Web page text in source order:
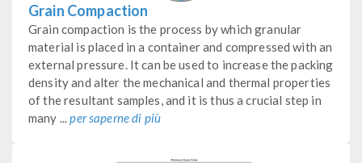
Grain Compaction
Grain compaction is the process by which granular
material is placed in a container and compressed with an
external pressure. It can be used to increase the packing
density and alter the mechanical and thermal properties
of the resultant samples, and it is thus a crucial step in
many ...per saperne di più